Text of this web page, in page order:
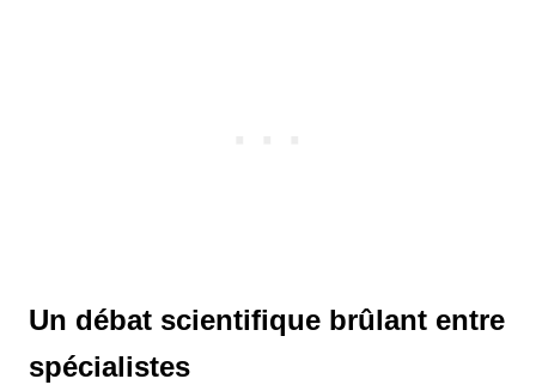
Un débat scientifique brûlant entre
spécialistes